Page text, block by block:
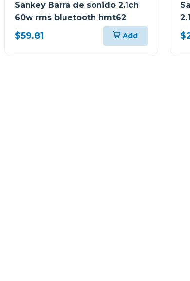
Sankey Barra de sonido 2.1ch
60w rms bluetooth hmt62
$59.81 Add